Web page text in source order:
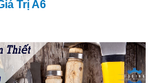
Trị A6